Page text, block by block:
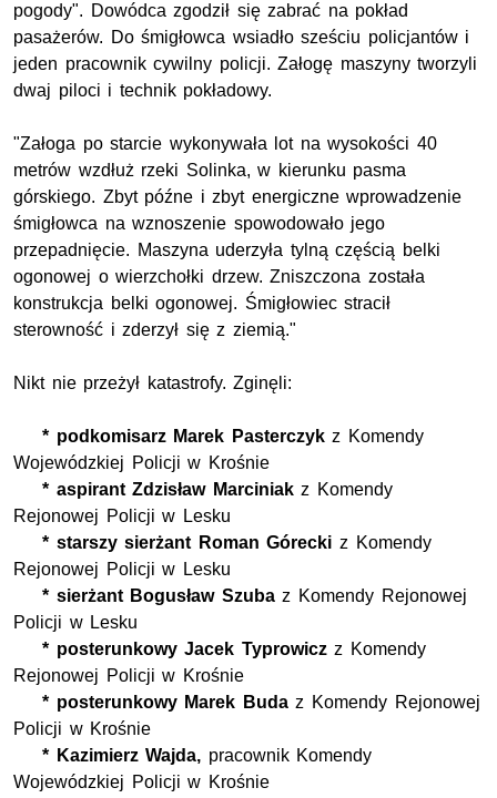
pogody". Dowódca zgodził się zabrać na pokład
pasażerów. Do śmigłowca wsiadło sześciu policjantów i
jeden pracownik cywilny policji. Załogę maszyny tworzyli
dwaj piloci i technik pokładowy.
"Załoga po starcie wykonywała lot na wysokości 40
metrów wzdłuż rzeki Solinka, w kierunku pasma
górskiego. Zbyt późne i zbyt energiczne wprowadzenie
śmigłowca na wznoszenie spowodowało jego
przepadnięcie. Maszyna uderzyła tylną częścią belki
ogonowej o wierzchołki drzew. Zniszczona została
konstrukcja belki ogonowej. Śmigłowiec stracił
sterowność i zderzył się z ziemią."
Nikt nie przeżył katastrofy. Zginęli:
* podkomisarz Marek Pasterczykz Komendy
Wojewódzkiej Policji w Krośnie
* aspirant Zdzisław Marciniakz Komendy
Rejonowej Policji w Lesku
* starszy sierżant Roman Góreckiz Komendy
Rejonowej Policji w Lesku
* sierżant Bogusław Szubaz Komendy Rejonowej
Policji w Lesku
* posterunkowy Jacek Typrowiczz Komendy
Rejonowej Policji w Krośnie
* posterunkowy Marek Budaz Komendy Rejonowej
Policji w Krośnie
* Kazimierz Wajda, pracownik Komendy
Wojewódzkiej Policji w Krośnie